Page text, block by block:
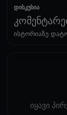
დისკუსია
ისტორიაზე
იყავი